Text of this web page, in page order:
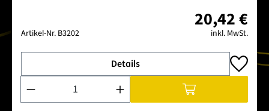
Artikel-Nr. B3202
20,42 €
inkl. MwSt.
Details
Produkt Anzahl: Gib den gewünschten Wert ein oder